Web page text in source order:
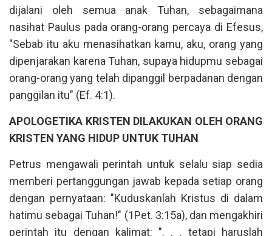
dijalani oleh semua anak Tuhan, sebagaimana
nasihat Paulus pada orang-orang percaya di Efesus,
"Sebab itu aku menasihatkan kamu, aku, orang yang
dipenjarakan karena Tuhan, supaya hidupmu sebagai
orang-orang yang telah dipanggil berpadanan dengan
panggilan itu" (Ef. 4:1).
APOLOGETIKA KRISTEN DILAKUKAN OLEH ORANG
KRISTEN YANG HIDUP UNTUK TUHAN
Petrus mengawali perintah untuk selalu siap sedia
memberi pertanggungan jawab kepada setiap orang
dengan pernyataan: "Kuduskanlah Kristus di dalam
hatimu sebagai Tuhan!" (1Pet. 3:15a), dan mengakhiri
perintah itu dengan kalimat: ". . . tetapi haruslah